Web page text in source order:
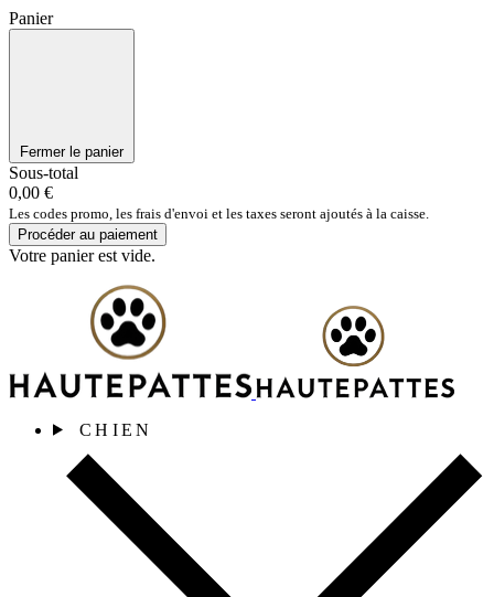
Panier
Fermer le panier
Sous-total
0,00 €
Les codes promo, les frais d'envoi et les taxes seront ajoutés à la caisse.
Procéder au paiement
Votre panier est vide.
CHIEN